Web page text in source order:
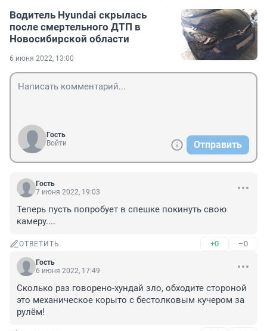
Водитель Hyundai скрылась
после смертельного ДТП в
Новосибирской области
6 июня 2022, 13:00
Гость
Войти
Отправить
Гость
7 июня 2022, 19:03
Теперь пусть попробует в спешке покинуть свою
камеру....
ОТВЕТИТЬ +0 –0
Гость
6 июня 2022, 17:49
Сколько раз говорено-хундай зло, обходите стороной
это механическое корыто с бестолковым кучером за
рулём!